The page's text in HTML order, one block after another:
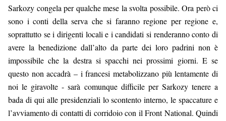
Sarkozy congela per qualche mese la svolta possibile. Ora però ci
sono i conti della serva che si faranno regione per regione e,
soprattutto se i dirigenti locali e i candidati si renderanno conto di
avere la benedizione dall’alto da parte dei loro padrini non è
impossibile che la destra si spacchi nei prossimi giorni. E se
questo non accadrà – i francesi metabolizzano più lentamente di
noi le giravolte - sarà comunque difficile per Sarkozy tenere a
bada di qui alle presidenziali lo scontento interno, le spaccature e
l’avviamento di contatti di corridoio con il Front National. Quindi